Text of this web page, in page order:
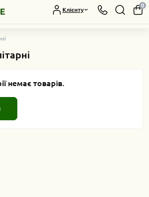
Клієнту
0
немає товарів.